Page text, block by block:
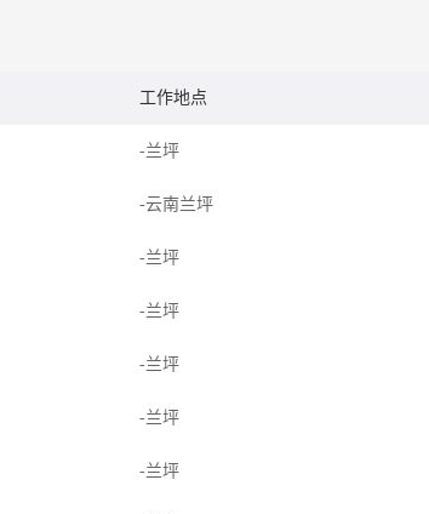
工作地点
-兰坪
-云南兰坪
-兰坪
-兰坪
-兰坪
-兰坪
-兰坪